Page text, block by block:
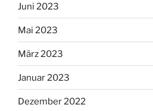
Juni 2023
Mai 2023
März 2023
Januar 2023
Dezember 2022